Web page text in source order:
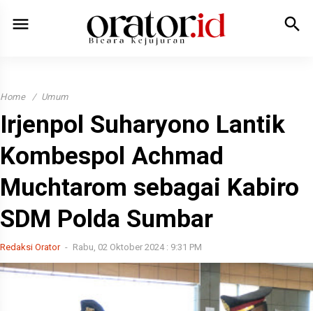
menu search
Home Umum
Irjenpol Suharyono Lantik
Kombespol Achmad
Muchtarom sebagai Kabiro
SDM Polda Sumbar
Redaksi Orator Rabu, 02 Oktober 2024 : 9:31 PM